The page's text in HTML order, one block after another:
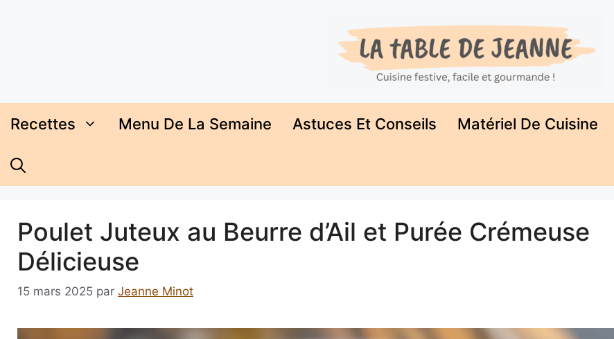
Recettes Menu De La Semaine Astuces Et Conseils Matériel De Cuisine
Poulet Juteux au Beurre d’Ail et Purée Crémeuse
Délicieuse
15 mars 2025 par Jeanne Minot